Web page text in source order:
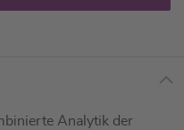
Analytik der